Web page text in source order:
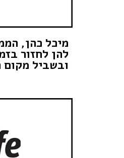
מיכל כהן,
להן לחזור
ובשביל